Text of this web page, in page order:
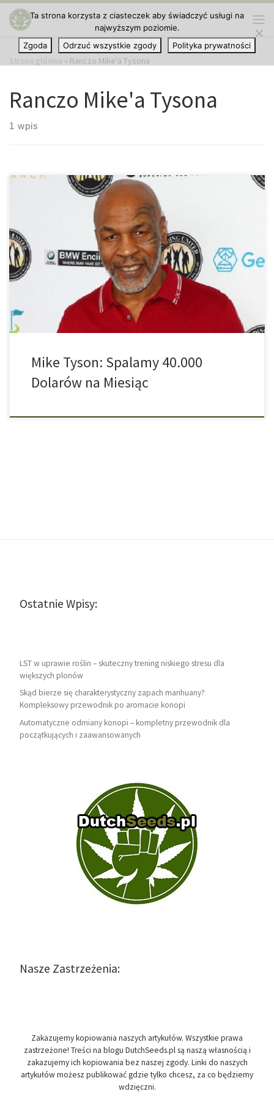
Przejdź do treści
Strona główna » Ranczo Mike'a Tysona
Ranczo Mike'a Tysona
1 wpis
Od ponad roku była gwiazda boksu Mike Tyson uprawia marihuanę
na swoim ranczo w Kalifornii. Wydaje się, że on i jego koledzy w
ten sposób zapewniają sobie ciągły dostęp do tej rośliny. Były
mistrz świata w boksie ma swoją własną plantację marihuany w
Kalifornii – i wydaje się być sam […]
Mike Tyson: Spalamy 40.000
Dolarów na Miesiąc
Ostatnie Wpisy:
LST w uprawie roślin – skuteczny trening niskiego stresu dla
większych plonów
Skąd bierze się charakterystyczny zapach marihuany?
Kompleksowy przewodnik po aromacie konopi
Automatyczne odmiany konopi – kompletny przewodnik dla
początkujących i zaawansowanych
Nasze Zastrzeżenia:
Zakazujemy kopiowania naszych artykułów. Wszystkie prawa
zastrzeżone! Treści na blogu DutchSeeds.pl są naszą własnością i
zakazujemy ich kopiowania bez naszej zgody. Linki do naszych
artykułów możesz publikować gdzie tylko chcesz, za co będziemy
wdzięczni.
Ta strona korzysta z ciasteczek aby świadczyć usługi na
najwyższym poziomie.
Zgoda
Odrzuć wszystkie zgody Polityka prywatności